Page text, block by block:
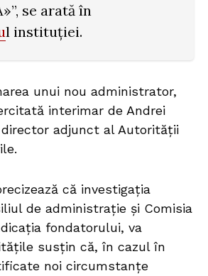
se arată în
l instituției.
unui nou administrator,
interimar de Andrei
adjunct al Autorității
că investigația
de administrație și Comisia
fondatorului, va
susțin că, în cazul în
noi circumstanțe